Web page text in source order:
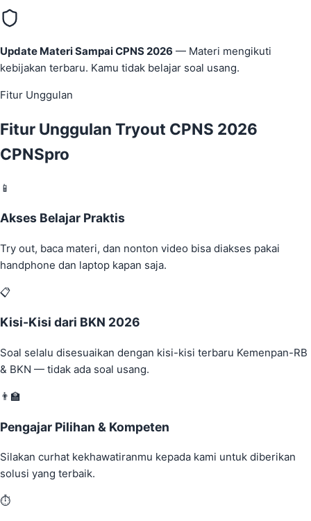
Update Materi Sampai CPNS 2026 — Materi mengikuti
kebijakan terbaru. Kamu tidak belajar soal usang.
Fitur Unggulan
Fitur Unggulan Tryout CPNS 2026
CPNSpro
📱
Akses Belajar Praktis
Try out, baca materi, dan nonton video bisa diakses pakai
handphone dan laptop kapan saja.
📋
Kisi-Kisi dari BKN 2026
Soal selalu disesuaikan dengan kisi-kisi terbaru Kemenpan-RB
& BKN — tidak ada soal usang.
👨‍🏫
Pengajar Pilihan & Kompeten
Silakan curhat kekhawatiranmu kepada kami untuk diberikan
solusi yang terbaik.
⏱️